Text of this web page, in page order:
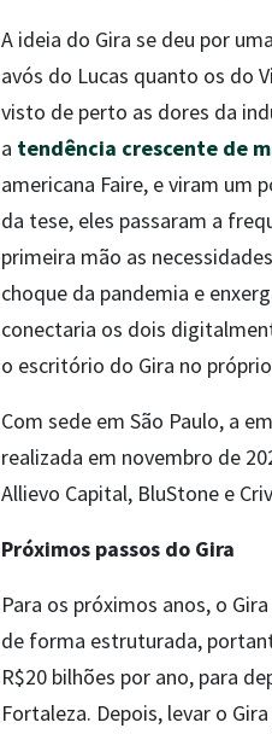
A ideia do Gira se deu por
avós do Lucas quanto os do
visto de perto as dores da
a tendência crescente de
americana Faire, e viram um
da tese, eles passaram a
primeira mão as
choque da pandemia e
conectaria os dois
o escritório do Gira no
Com sede em São Paulo, a
realizada em novembro de
Allievo Capital, BluStone e
Próximos passos do Gira
Para os próximos anos, o
de forma estruturada,
R$20 bilhões por ano, para
Fortaleza. Depois, levar o